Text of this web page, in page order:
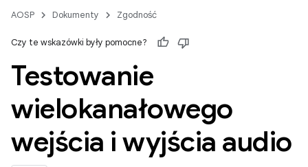
AOSP Dokumenty Zgodność
Czy te wskazówki były pomocne?
Testowanie
wielokanałowego
wejścia i wyjścia audio